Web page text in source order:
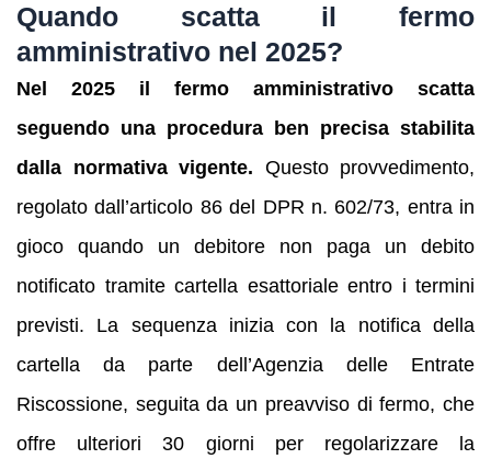
Quando scatta il fermo
amministrativo nel 2025?
Nel 2025 il fermo amministrativo scatta
seguendo una procedura ben precisa stabilita
dalla normativa vigente. Questo provvedimento,
regolato dall’articolo 86 del DPR n. 602/73, entra in
gioco quando un debitore non paga un debito
notificato tramite cartella esattoriale entro i termini
previsti. La sequenza inizia con la notifica della
cartella da parte dell’Agenzia delle Entrate
Riscossione, seguita da un preavviso di fermo, che
offre ulteriori 30 giorni per regolarizzare la